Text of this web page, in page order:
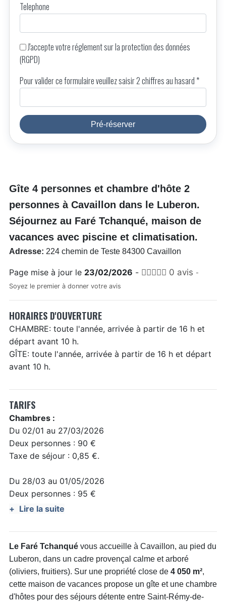
Gîte 4 personnes et chambre d'hôte 2
personnes à Cavaillon dans le Luberon.
Séjournez au Faré Tchanqué, maison de
vacances avec piscine et climatisation.
Adresse: 224 chemin de Teste 84300 Cavaillon
Page mise à jour le 23/02/2026 - 0 avis -
Soyez le premier à donner votre avis
HORAIRES D'OUVERTURE
CHAMBRE: toute l'année, arrivée à partir de 16 h et
départ avant 10 h.
GÎTE: toute l'année, arrivée à partir de 16 h et départ
avant 10 h.
TARIFS
Chambres :
Du 02/01 au 27/03/2026
Deux personnes : 90 €
Taxe de séjour : 0,85 €.
Du 28/03 au 01/05/2026
Deux personnes : 95 €
Taxe de séjour : 0,85 €.
Du 02/05 au 05/06/2026
Deux personnes : 105 €
Taxe de séjour : 0,85 €.
Du 06/06 au 28/08/2026
Deux personnes : 115 €
Lire la suite
Le Faré Tchanquévous accueille à Cavaillon, au pied du
Luberon, dans un cadre provençal calme et arboré
(oliviers, fruitiers). Sur une propriété close de 4 050 m²,
cette maison de vacances propose un gîte et une chambre
d'hôtes pour des séjours détente entre Saint-Rémy-de-
Telephone
J'accepte votreréglement sur la protection des données
(RGPD)
Pour valider ce formulaire veuillez saisir 2 chiffres au hasard *
Pré-réserver